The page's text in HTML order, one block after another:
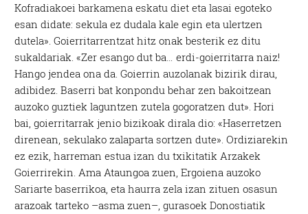
Kofradiakoei barkamena eskatu diet eta lasai egoteko
esan didate: sekula ez dudala kale egin eta ulertzen
dutela». Goierritarrentzat hitz onak besterik ez ditu
sukaldariak. «Zer esango dut ba… erdi-goierritarra naiz!
Hango jendea ona da. Goierrin auzolanak bizirik dirau,
adibidez. Baserri bat konpondu behar zen bakoitzean
auzoko guztiek laguntzen zutela gogoratzen dut». Hori
bai, goierritarrak jenio bizikoak dirala dio: «Haserretzen
direnean, sekulako zalaparta sortzen dute». Ordiziarekin
ez ezik, harreman estua izan du txikitatik Arzakek
Goierrirekin. Ama Ataungoa zuen, Ergoiena auzoko
Sariarte baserrikoa, eta haurra zela izan zituen osasun
arazoak tarteko –asma zuen–, gurasoek Donostiatik